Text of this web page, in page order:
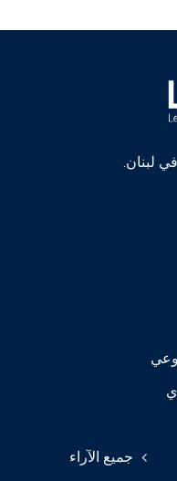
لبنان.
جميع الآراء